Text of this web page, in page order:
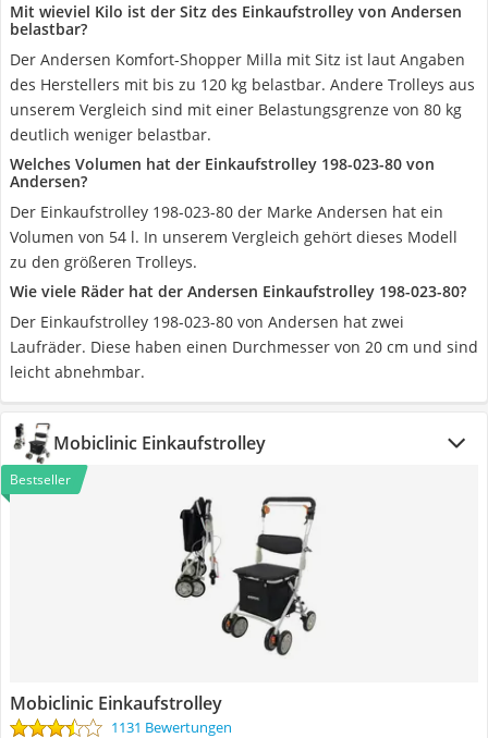
Mit wieviel Kilo ist der Sitz des Einkaufstrolley von Andersen
belastbar?
Der Andersen Komfort-Shopper Milla mit Sitz ist laut Angaben
des Herstellers mit bis zu 120 kg belastbar. Andere Trolleys aus
unserem Vergleich sind mit einer Belastungsgrenze von 80 kg
deutlich weniger belastbar.
Welches Volumen hat der Einkaufstrolley 198-023-80 von
Andersen?
Der Einkaufstrolley 198-023-80 der Marke Andersen hat ein
Volumen von 54 l. In unserem Vergleich gehört dieses Modell
zu den größeren Trolleys.
Wie viele Räder hat der Andersen Einkaufstrolley 198-023-80?
Der Einkaufstrolley 198-023-80 von Andersen hat zwei
Laufräder. Diese haben einen Durchmesser von 20 cm und sind
leicht abnehmbar.
Mobiclinic Einkaufstrolley
Bestseller
Mobiclinic Einkaufstrolley
1131 Bewertungen